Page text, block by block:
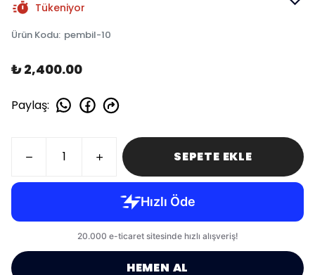
Tükeniyor
Ürün Kodu: pembil-10
₺ 2,400.00
Paylaş:
SEPETE EKLE
HEMEN AL